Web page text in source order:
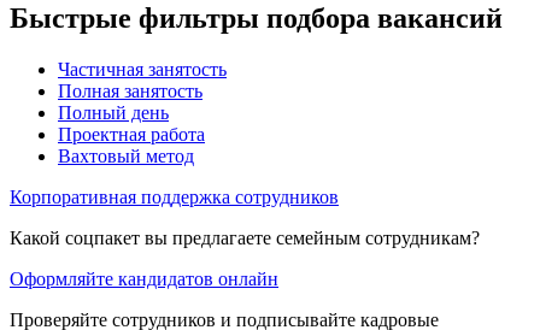
Быстрые фильтры подбора вакансий
Частичная занятость
Полная занятость
Полный день
Проектная работа
Вахтовый метод
Корпоративная поддержка сотрудников
Какой соцпакет вы предлагаете семейным сотрудникам?
Оформляйте кандидатов онлайн
Проверяйте сотрудников и подписывайте кадровые